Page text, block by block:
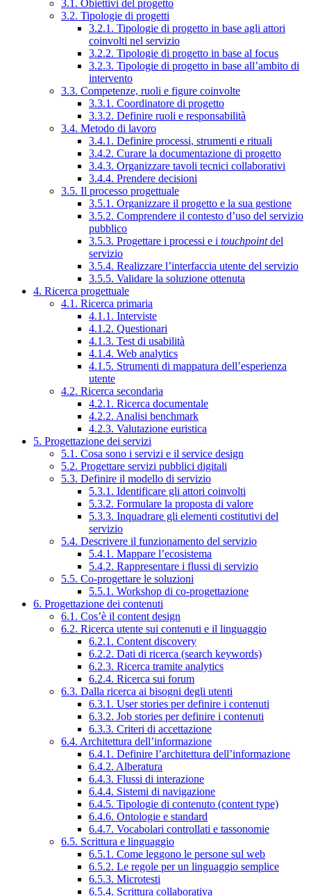
3.1. Obiettivi del progetto
3.2. Tipologie di progetti
3.2.1. Tipologie di progetto in base agli attori
coinvolti nel servizio
3.2.2. Tipologie di progetto in base al focus
3.2.3. Tipologie di progetto in base all’ambito di
intervento
3.3. Competenze, ruoli e figure coinvolte
3.3.1. Coordinatore di progetto
3.3.2. Definire ruoli e responsabilità
3.4. Metodo di lavoro
3.4.1. Definire processi, strumenti e rituali
3.4.2. Curare la documentazione di progetto
3.4.3. Organizzare tavoli tecnici collaborativi
3.4.4. Prendere decisioni
3.5. Il processo progettuale
3.5.1. Organizzare il progetto e la sua gestione
3.5.2. Comprendere il contesto d’uso del servizio
pubblico
3.5.3. Progettare i processi e i touchpointdel
servizio
3.5.4. Realizzare l’interfaccia utente del servizio
3.5.5. Validare la soluzione ottenuta
4. Ricerca progettuale
4.1. Ricerca primaria
4.1.1. Interviste
4.1.2. Questionari
4.1.3. Test di usabilità
4.1.4. Web analytics
4.1.5. Strumenti di mappatura dell’esperienza
utente
4.2. Ricerca secondaria
4.2.1. Ricerca documentale
4.2.2. Analisi benchmark
4.2.3. Valutazione euristica
5. Progettazione dei servizi
5.1. Cosa sono i servizi e il service design
5.2. Progettare servizi pubblici digitali
5.3. Definire il modello di servizio
5.3.1. Identificare gli attori coinvolti
5.3.2. Formulare la proposta di valore
5.3.3. Inquadrare gli elementi costitutivi del
servizio
5.4. Descrivere il funzionamento del servizio
5.4.1. Mappare l’ecosistema
5.4.2. Rappresentare i flussi di servizio
5.5. Co-progettare le soluzioni
5.5.1. Workshop di co-progettazione
6. Progettazione dei contenuti
6.1. Cos’è il content design
6.2. Ricerca utente sui contenuti e il linguaggio
6.2.1. Content discovery
6.2.2. Dati di ricerca (search keywords)
6.2.3. Ricerca tramite analytics
6.2.4. Ricerca sui forum
6.3. Dalla ricerca ai bisogni degli utenti
6.3.1. User stories per definire i contenuti
6.3.2. Job stories per definire i contenuti
6.3.3. Criteri di accettazione
6.4. Architettura dell’informazione
6.4.1. Definire l’architettura dell’informazione
6.4.2. Alberatura
6.4.3. Flussi di interazione
6.4.4. Sistemi di navigazione
6.4.5. Tipologie di contenuto (content type)
6.4.6. Ontologie e standard
6.4.7. Vocabolari controllati e tassonomie
6.5. Scrittura e linguaggio
6.5.1. Come leggono le persone sul web
6.5.2. Le regole per un linguaggio semplice
6.5.3. Microtesti
6.5.4. Scrittura collaborativa